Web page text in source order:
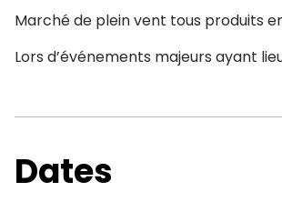
Marché de plein vent tous produits
Lors d’événements majeurs ayant
Dates